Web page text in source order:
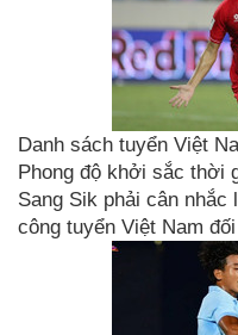
Danh sách tuyển Việt
Phong độ khởi sắc thời
Sang Sik phải cân
công tuyển Việt Nam